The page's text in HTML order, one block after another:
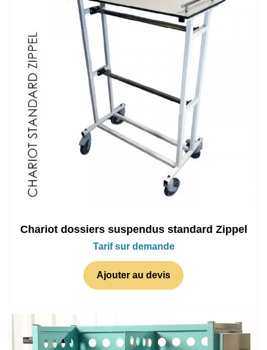
Chariot dossiers suspendus standard Zippel
Tarif sur demande
Ajouter au devis